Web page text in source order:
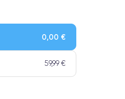
0,00 €
59,99 €